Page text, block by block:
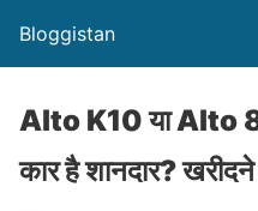
Bloggistan
Alto K10 या Alto
कार है शानदार?